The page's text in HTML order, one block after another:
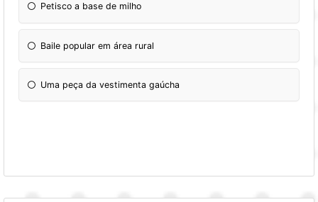
Petisco a base de milho
Baile popular em área rural
Uma peça da vestimenta gaúcha